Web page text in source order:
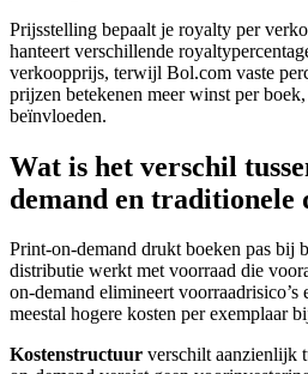
Prijsstelling bepaalt je royalty per
hanteert verschillende
verkoopprijs, terwijl Bol.com vaste
prijzen betekenen meer winst per
beïnvloeden.
Wat is het verschil
demand en traditionele
Print-on-demand drukt boeken pas bij
distributie werkt met voorraad die
on-demand elimineert voorraadrisico’s
meestal hogere kosten per exemplaar
Kostenstructuur verschilt aanzienlijk